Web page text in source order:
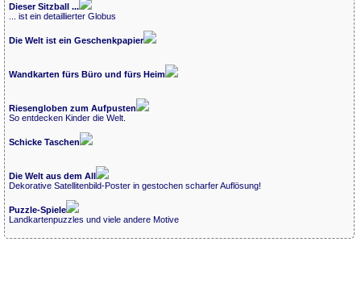
Dieser Sitzball ...
... ist ein detaillierter Globus
Die Welt ist ein Geschenkpapier
Wandkarten fürs Büro und fürs Heim
Riesengloben zum Aufpusten
So entdecken Kinder die Welt.
Schicke Taschen
Die Welt aus dem All
Dekorative Satellitenbild-Poster in gestochen scharfer Auflösung!
Puzzle-Spiele
Landkartenpuzzles und viele andere Motive